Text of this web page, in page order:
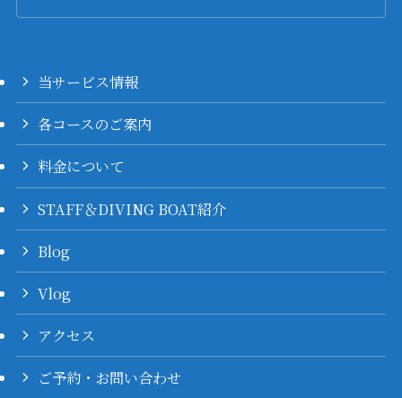
当サービス情報
各コースのご案内
料金について
STAFF＆DIVING BOAT紹介
Blog
Vlog
アクセス
ご予約・お問い合わせ